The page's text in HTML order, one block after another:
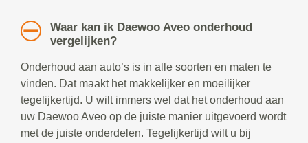
Waar kan ik Daewoo Aveo onderhoud
vergelijken?
Onderhoud aan auto’s is in alle soorten en maten te
vinden. Dat maakt het makkelijker en moeilijker
tegelijkertijd. U wilt immers wel dat het onderhoud aan
uw Daewoo Aveo op de juiste manier uitgevoerd wordt
met de juiste onderdelen. Tegelijkertijd wilt u bij